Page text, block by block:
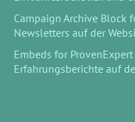
Campaign Archive Block
Newsletters auf der
Embeds for
Erfahrungsberichte auf